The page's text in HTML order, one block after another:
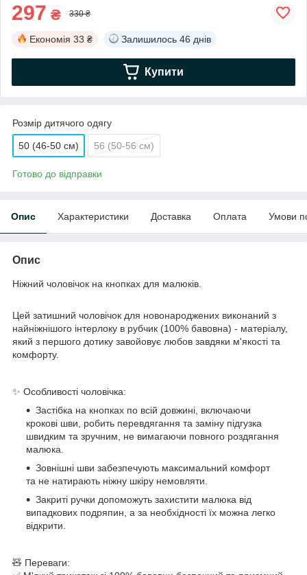
297 ₴ 330 ₴
Економія 33 ₴ Залишилось 46 днів
Купити
Розмір дитячого одягу
50 (46-50 см) 56 (50-56 см)
Готово до відправки
Опис Характеристики Доставка Оплата Умови
Опис
Ніжний чоловічок на кнопках для малюків.
Цей затишний чоловічок для новонароджених виконаний з
найніжнішого інтерлоку в рубчик (100% бавовна) - матеріалу,
який з першого дотику завойовує любов завдяки м'якості та
комфорту.
✨ Особливості чоловічка:
Застібка на кнопках по всій довжині, включаючи
крокові шви, робить перевдягання та заміну підгузка
швидким та зручним, не вимагаючи повного роздягання
малюка.
Зовнішні шви забезпечують максимальний комфорт
та не натирають ніжну шкіру немовляти.
Закриті ручки допоможуть захистити малюка від
випадкових подряпин, а за необхідності їх можна легко
відкрити.
🧸 Переваги: